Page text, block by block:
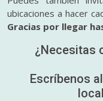
ubicaciones a hacer
Gracias por llegar
¿Necesitas
Escríbenos